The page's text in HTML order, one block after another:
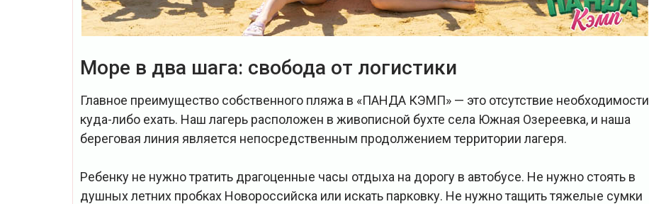
Море в два шага: свобода от логистики
Главное преимущество собственного пляжа в «ПАНДА КЭМП» — это отсутствие необходимости
куда-либо ехать. Наш лагерь расположен в живописной бухте села Южная Озереевка, и наша
береговая линия является непосредственным продолжением территории лагеря.
Ребенку не нужно тратить драгоценные часы отдыха на дорогу в автобусе. Не нужно стоять в
душных летних пробках Новороссийска или искать парковку. Не нужно тащить тяжелые сумки